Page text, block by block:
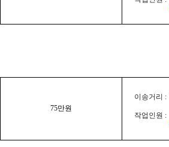
75만원
이송거리 :
작업인원 :